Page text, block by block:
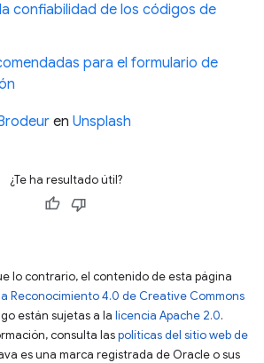
confiabilidad de los códigos de
para el formulario de
en Unsplash
¿Te ha resultado útil?
lo contrario, el contenido de esta página
Reconocimiento 4.0 de Creative Commons
están sujetas a la licencia Apache 2.0.
consulta laspolíticas del sitio web de
es una marca registrada de Oracle o sus